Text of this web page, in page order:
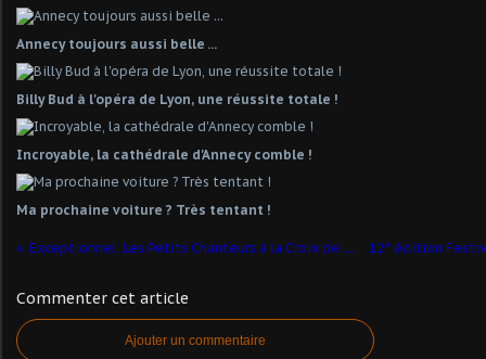
Annecy toujours aussi belle ...
Billy Bud à l'opéra de Lyon, une réussite totale !
Incroyable, la cathédrale d'Annecy comble !
Ma prochaine voiture ? Très tentant !
Exceptionnel, Les Petits Chanteurs à la Croix de Bois sur RCF
Commenter cet article
Ajouter un commentaire